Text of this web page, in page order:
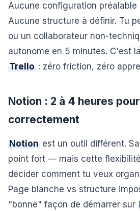
Aucune configuration préalable
Aucune structure à définir. Tu
ou un collaborateur non-
autonome en 5 minutes. C'est
Trello : zéro friction, zéro
Notion : 2 à 4 heures
correctement
Notion est un outil différent.
point fort — mais cette
décider comment tu veux
Page blanche vs structure
"bonne" façon de démarrer sur